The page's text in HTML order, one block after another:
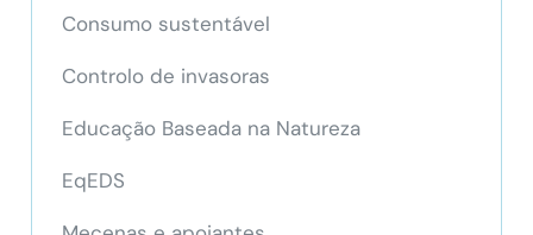
Consumo sustentável
Controlo de invasoras
Educação Baseada na Natureza
EqEDS